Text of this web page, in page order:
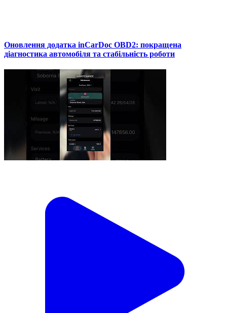
Оновлення додатка inCarDoc OBD2: покращена
діагностика автомобіля та стабільність роботи